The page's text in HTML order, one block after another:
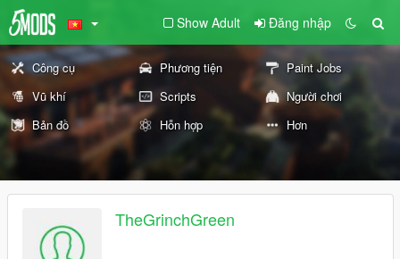
Show Adult Đăng nhập
Công cụ Phương tiện
Paint Jobs
Vũ khí
Scripts
Người chơi
Bản đồ
Hỗn hợp Hơn
TheGrinchGreen